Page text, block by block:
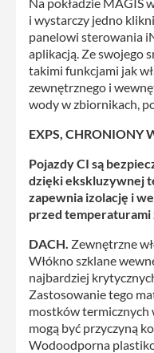
i wystarczy jedno
panelowi sterowania
aplikacją. Ze swojego
takimi funkcjami jak
zewnętrznego i
wody w zbiornikach,
EXPS, CHRONIONY
Pojazdy CI są
dzięki ekskluzywnej
zapewnia izolację i
przed temperaturami
DACH. Zewnętrzne
Włókno szklane
najbardziej
Zastosowanie tego
mostków termicznych
mogą być przyczyną
Wodoodporna